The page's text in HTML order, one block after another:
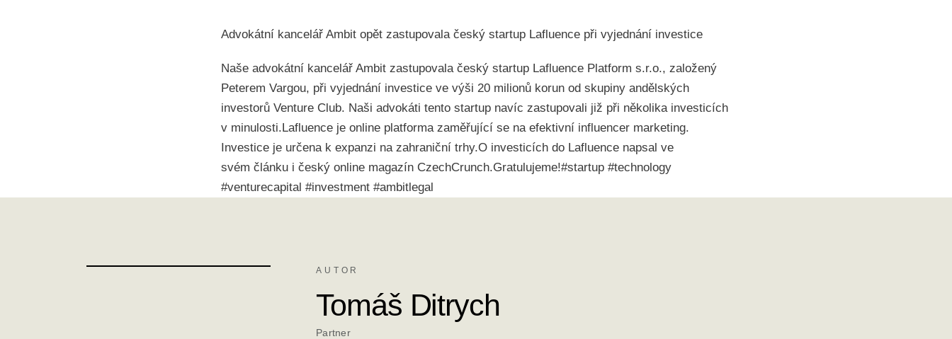
Advokátní kancelář Ambit opět zastupovala český startup Lafluence při vyjednání investice
Naše advokátní kancelář Ambit zastupovala český startup Lafluence Platform s.r.o., založený
Peterem Vargou, při vyjednání investice ve výši 20 milionů korun od skupiny andělských
investorů Venture Club. Naši advokáti tento startup navíc zastupovali již při několika investicích
v minulosti.Lafluence je online platforma zaměřující se na efektivní influencer marketing.
Investice je určena k expanzi na zahraniční trhy.O investicích do Lafluence napsal ve
svém článku i český online magazín CzechCrunch.Gratulujeme!#startup #technology
#venturecapital #investment #ambitlegal
AUTOR
Tomáš Ditrych
Partner